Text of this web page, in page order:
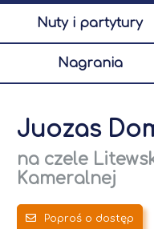
nuty i partytury
nagrania
Juozas
na czele
Kameralnej
Poproś o dostęp